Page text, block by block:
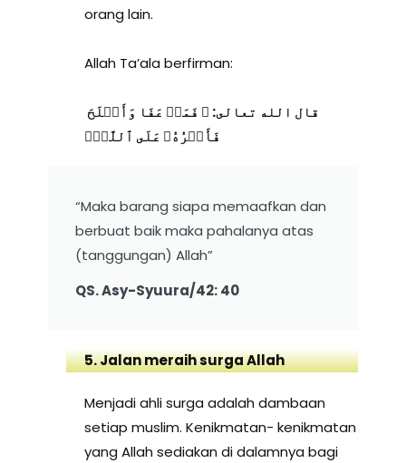
orang lain.
Allah Ta’ala berfirman:
قال الله تعالى: ﴿ فَمَنۡ عَفَا وَأَصۡلَحَ
فَأَجۡرُهُۥ عَلَى ٱللَّهِۚ
“Maka barang siapa memaafkan dan
berbuat baik maka pahalanya atas
(tanggungan) Allah”
QS. Asy-Syuura/42: 40
5. Jalan meraih surga Allah
Menjadi ahli surga adalah dambaan
setiap muslim. Kenikmatan- kenikmatan
yang Allah sediakan di dalamnya bagi